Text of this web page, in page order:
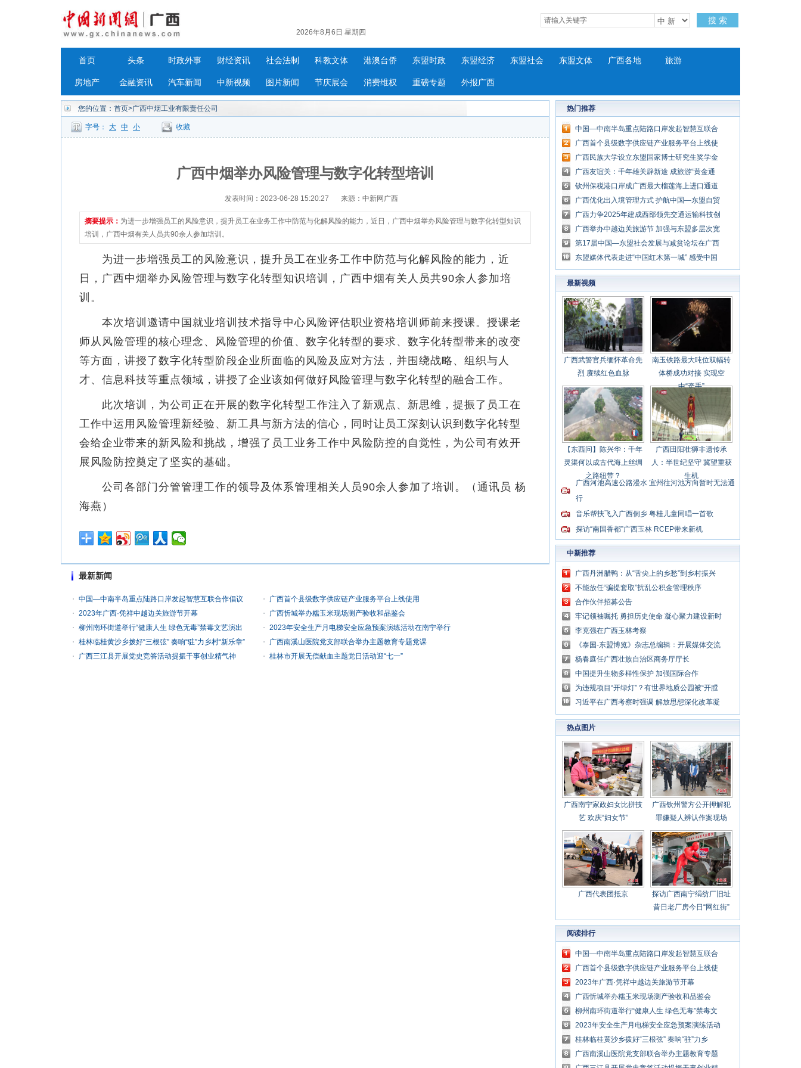
2026年8月6日 星期四
搜 索
首页 头条 时政外事 财经资讯 社会法制 科教文体 港澳台侨 东盟时政 东盟经济 东盟社会 东盟文体 广西各地 旅游
房地产 金融资讯 汽车新闻 中新视频 图片新闻 节庆展会 消费维权 重磅专题 外报广西
您的位置： 首页>广西中烟工业有限责任公司
字号： 大 中 小 收藏
广西中烟举办风险管理与数字化转型培训
发表时间：2023-06-28 15:20:27 来源：中新网广西
摘要提示： 为进一步增强员工的风险意识，提升员工在业务工作中防范与化解风险的能力，近日，广西中烟举办风险管理与数字化转型知识
培训，广西中烟有关人员共90余人参加培训。
为进一步增强员工的风险意识，提升员工在业务工作中防范与化解风险的能力，近
日，广西中烟举办风险管理与数字化转型知识培训，广西中烟有关人员共90余人参加培
训。
本次培训邀请中国就业培训技术指导中心风险评估职业资格培训师前来授课。授课老
师从风险管理的核心理念、风险管理的价值、数字化转型的要求、数字化转型带来的改变
等方面，讲授了数字化转型阶段企业所面临的风险及应对方法，并围绕战略、组织与人
才、信息科技等重点领域，讲授了企业该如何做好风险管理与数字化转型的融合工作。
此次培训，为公司正在开展的数字化转型工作注入了新观点、新思维，提振了员工在
工作中运用风险管理新经验、新工具与新方法的信心，同时让员工深刻认识到数字化转型
会给企业带来的新风险和挑战，增强了员工业务工作中风险防控的自觉性，为公司有效开
展风险防控奠定了坚实的基础。
公司各部门分管管理工作的领导及体系管理相关人员90余人参加了培训。（通讯员 杨
海燕）
最新新闻
中国—中南半岛重点陆路口岸发起智慧互联合作倡议
广西首个县级数字供应链产业服务平台上线使用
2023年广西·凭祥中越边关旅游节开幕
广西忻城举办糯玉米现场测产验收和品鉴会
柳州南环街道举行“健康人生 绿色无毒”禁毒文艺演出
2023年安全生产月电梯安全应急预案演练活动在南宁举行
桂林临桂黄沙乡拨好“三根弦” 奏响“驻”力乡村“新乐章”
广西南溪山医院党支部联合举办主题教育专题党课
广西三江县开展党史竞答活动提振干事创业精气神
桂林市开展无偿献血主题党日活动迎“七一”
热门推荐
中国—中南半岛重点陆路口岸发起智慧互联合
作倡议
广西首个县级数字供应链产业服务平台上线使
用
广西民族大学设立东盟国家博士研究生奖学金
项目
广西友谊关：千年雄关辟新途 成旅游“黄金通
道”
钦州保税港口岸成广西最大榴莲海上进口通道
广西优化出入境管理方式 护航中国—东盟自贸
区发展
广西力争2025年建成西部领先交通运输科技创
新体系
广西举办中越边关旅游节 加强与东盟多层次宽
领域合作
第17届中国—东盟社会发展与减贫论坛在广西
北海举行
东盟媒体代表走进“中国红木第一城” 感受中国
传统红木文化
最新视频
广西武警官兵缅怀革命先
烈 赓续红色血脉
南玉铁路最大吨位双幅转
体桥成功对接 实现空
中“牵手”
【东西问】陈兴华：千年
灵渠何以成古代海上丝绸
之路纽带？
广西田阳壮狮非遗传承
人：半世纪坚守 冀望重获
生机
广西河池高速公路漫水 宜州往河池方向暂时无法通
行
音乐帮扶飞入广西侗乡 粤桂儿童同唱一首歌
探访“南国香都”广西玉林 RCEP带来新机
中新推荐
广西丹洲腊鸭：从“舌尖上的乡愁”到乡村振兴
的“利器”
不能放任“骗提套取”扰乱公积金管理秩序
合作伙伴招募公告
牢记领袖嘱托 勇担历史使命 凝心聚力建设新时
代中国特色社会主义壮美广西
李克强在广西玉林考察
《泰国-东盟博览》杂志总编辑：开展媒体交流
讲好中国与东盟合作故事
杨春庭任广西壮族自治区商务厅厅长
中国提升生物多样性保护 加强国际合作
为违规项目“开绿灯”？有世界地质公园被“开膛
破肚”
习近平在广西考察时强调 解放思想深化改革凝
心聚力担当实干 建设新时代中国特色社会主义
壮美
热点图片
广西南宁家政妇女比拼技
艺 欢庆“妇女节”
广西钦州警方公开押解犯
罪嫌疑人辨认作案现场
广西代表团抵京
探访广西南宁绢纺厂旧址
昔日老厂房今日“网红街”
阅读排行
中国—中南半岛重点陆路口岸发起智慧互联合
作倡议
广西首个县级数字供应链产业服务平台上线使
用
2023年广西·凭祥中越边关旅游节开幕
广西忻城举办糯玉米现场测产验收和品鉴会
柳州南环街道举行“健康人生 绿色无毒”禁毒文
艺演出
2023年安全生产月电梯安全应急预案演练活动
在南宁举行
桂林临桂黄沙乡拨好“三根弦” 奏响“驻”力乡
村“新乐章”
广西南溪山医院党支部联合举办主题教育专题